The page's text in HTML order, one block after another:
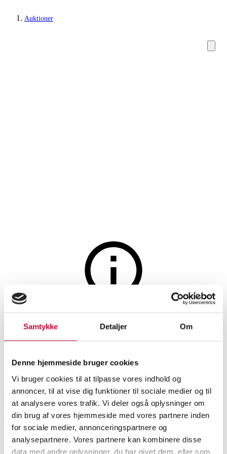
Samtykke Detaljer Om
Denne hjemmeside bruger cookies
Vi bruger cookies til at tilpasse vores indhold og
annoncer, til at vise dig funktioner til sociale medier og til
at analysere vores trafik. Vi deler også oplysninger om
din brug af vores hjemmeside med vores partnere inden
for sociale medier, annonceringspartnere og
analysepartnere. Vores partnere kan kombinere disse
data med andre oplysninger, du har givet dem, eller som
Auktioner
Musik, musikinstrumenter
Auktionen er afsluttet
Behringer basforstærker
SHOWROOM
København
VURDERING
DKK 1.900 6491174
Beskrivelse